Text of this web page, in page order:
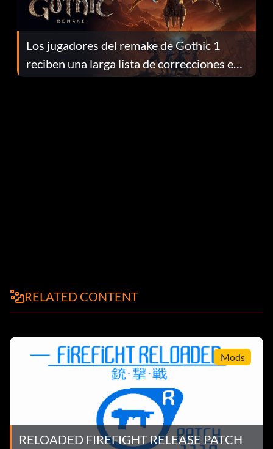
Los jugadores del remake de Gothic 1
reciben una larga lista de correcciones en
el parche 1.0.4
RELATED CONTENT
Mods
RELOADED FIREFIGHT RELEASE PATCH